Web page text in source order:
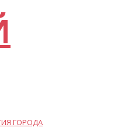
ГОРОДА